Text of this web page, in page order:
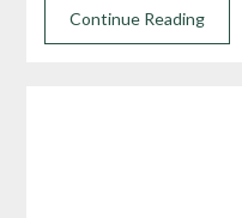
Continue Reading